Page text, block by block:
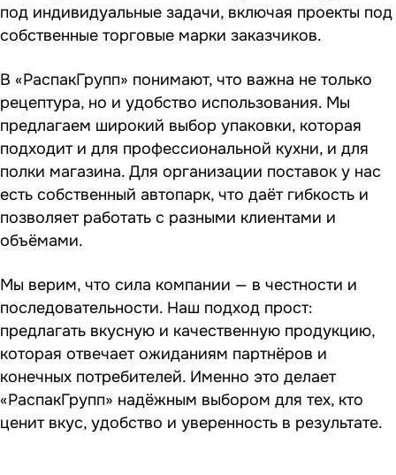
под индивидуальные задачи, включая проекты под
собственные торговые марки заказчиков.
В «РаспакГрупп» понимают, что важна не только
рецептура, но и удобство использования. Мы
предлагаем широкий выбор упаковки, которая
подходит и для профессиональной кухни, и для
полки магазина. Для организации поставок у нас
есть собственный автопарк, что даёт гибкость и
позволяет работать с разными клиентами и
объёмами.
Мы верим, что сила компании — в честности и
последовательности. Наш подход прост:
предлагать вкусную и качественную продукцию,
которая отвечает ожиданиям партнёров и
конечных потребителей. Именно это делает
«РаспакГрупп» надёжным выбором для тех, кто
ценит вкус, удобство и уверенность в результате.